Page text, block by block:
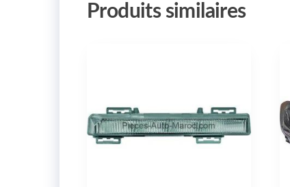
Produits similaires